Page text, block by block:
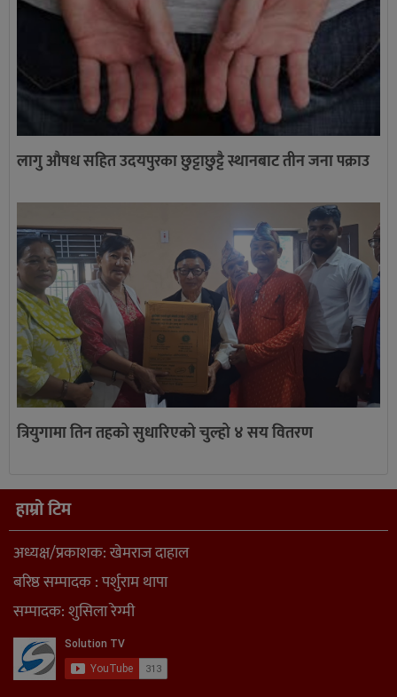
लागु औषध सहित उदयपुरका छुट्टाछुट्टै स्थानबाट तीन जना पक्राउ
त्रियुगामा तिन तहको सुधारिएको चुल्हो ४ सय वितरण
हाम्रो टिम
अध्यक्ष/प्रकाशक: खेमराज दाहाल
बरिष्ठ सम्पादक : पर्शुराम थापा
सम्पादक: शुसिला रेग्मी